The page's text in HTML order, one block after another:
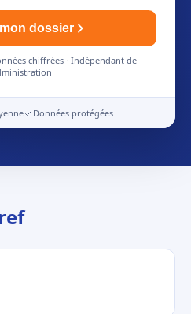
dossier
chiffrées · Indépendant de
Données protégées